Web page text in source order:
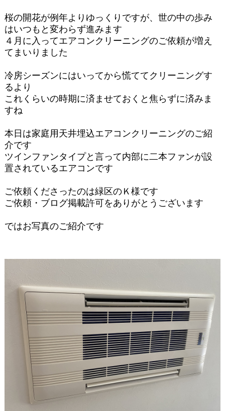
桜の開花が例年よりゆっくりですが、世の中の歩み
はいつもと変わらず進みます
４月に入ってエアコンクリーニングのご依頼が増え
てまいりました
冷房シーズンにはいってから慌ててクリーニングす
るより
これくらいの時期に済ませておくと焦らずに済みま
すね
本日は家庭用天井埋込エアコンクリーニングのご紹
介です
ツインファンタイプと言って内部に二本ファンが設
置されているエアコンです
ご依頼くださったのは緑区のＫ様です
ご依頼・ブログ掲載許可をありがとうございます
ではお写真のご紹介です